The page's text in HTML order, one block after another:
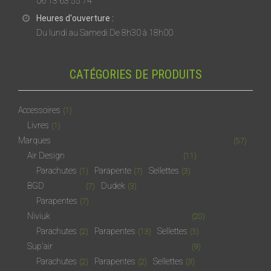
Heures d'ouverture :
Du lundi au Samedi De 8h30 à 18h00
CATÉGORIES DE PRODUITS
Accessoires (1)
Livres (1)
Marques (57)
Air Design (11)
Parachutes (1) Parapente (7) Sellettes (3)
BGD (7)
Parapentes (7)
Dudek (3)
Niviuk (20)
Parachutes (2) Parapentes (13) Sellettes (5)
Sup'air (9)
Parachutes (2) Parapentes (2) Sellettes (3)